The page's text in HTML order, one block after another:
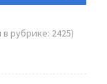
в рубрике: 2425)